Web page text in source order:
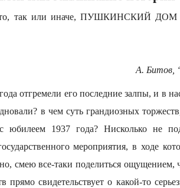
так или иначе, ПУШКИНСКИЙ ДОМ
А. Битов,
отгремели его последние залпы, и в
в чем суть грандиозных
юбилеем 1937 года? Нисколько не
мероприятия, в ходе
смею все-таки поделиться ощущением,
свидетельствует о какой-то